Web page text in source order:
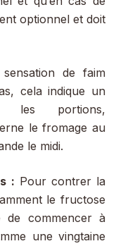
optionnel et doit
de faim
cela indique un
les portions,
le fromage au
le midi.
: Pour contrer la
le fructose
de commencer à
une vingtaine